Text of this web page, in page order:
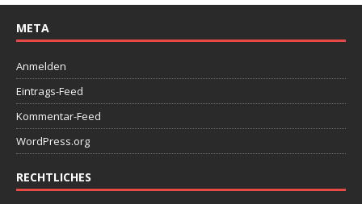
META
Anmelden
Eintrags-Feed
Kommentar-Feed
WordPress.org
RECHTLICHES